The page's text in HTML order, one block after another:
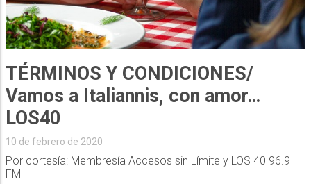
TÉRMINOS Y CONDICIONES/
Vamos a Italiannis, con amor…
LOS40
10 de febrero de 2020
Por cortesía: Membresía Accesos sin Límite y LOS 40 96.9
FM